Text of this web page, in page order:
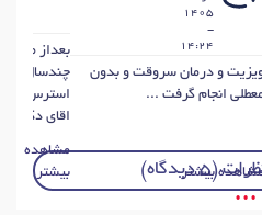
1405
-
14:24
و درمان سروقت و بدون
انجام گرفت ...
بیشتر
بعداز
استرس
اقای دکتر ...
مشاهده
بیشتر
دیدگاه)
• • •